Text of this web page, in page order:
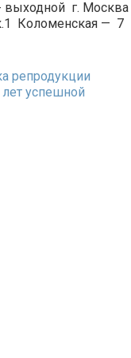
выходной г. Москва
Коломенская — 7
репродукции
успешной